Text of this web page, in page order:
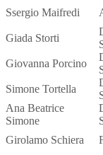
Ssergio Maifredi
Giada Storti
Giovanna Porcino
Simone Tortella
Ana Beatrice
Simone
Girolamo Schiera